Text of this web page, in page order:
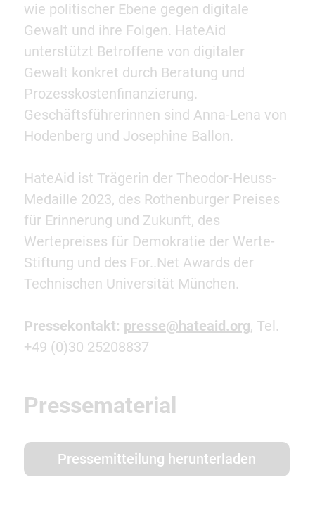
wie politischer Ebene gegen digitale
Gewalt und ihre Folgen. HateAid
unterstützt Betroffene von digitaler
Gewalt konkret durch Beratung und
Prozesskostenfinanzierung.
Geschäftsführerinnen sind Anna-Lena von
Hodenberg und Josephine Ballon.
HateAid ist Trägerin der Theodor-Heuss-
Medaille 2023, des Rothenburger Preises
für Erinnerung und Zukunft, des
Wertepreises für Demokratie der Werte-
Stiftung und des For..Net Awards der
Technischen Universität München.
Pressekontakt: presse@hateaid.org, Tel.
+49 (0)30 25208837
Pressematerial
Pressemitteilung herunterladen